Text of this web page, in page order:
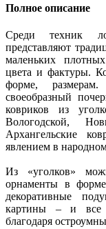
Полное описание
Среди техник
представляют
маленьких
цвета и фактуры.
форме,
своеобразный
ковриков из
Вологодской,
Архангельские
явлением в
Из «уголков»
орнаменты в
декоративные
картины – и все
благодаря